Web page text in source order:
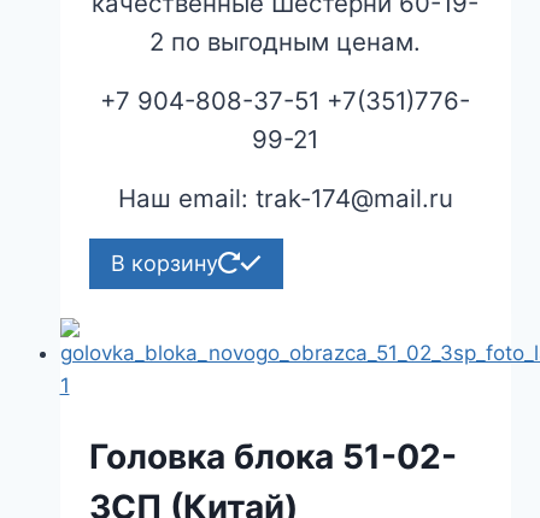
2 по выгодным ценам.
+7 904-808-37-51 +7(351)776-
99-21
Наш email: trak-174@mail.ru
В корзину
Головка блока 51-02-
3СП (Китай)